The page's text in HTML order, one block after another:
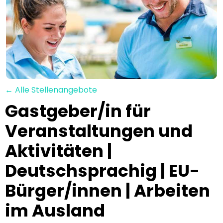
← Alle Stellenangebote
Gastgeber/in für
Veranstaltungen und
Aktivitäten |
Deutschsprachig | EU-
Bürger/innen | Arbeiten
im Ausland